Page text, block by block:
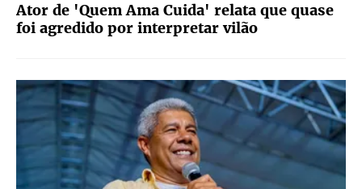
Ator de 'Quem Ama Cuida' relata que quase
foi agredido por interpretar vilão